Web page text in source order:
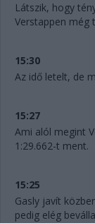
Látszik, hogy
Verstappen még
15:30
Az idő letelt, de
15:27
Ami alól megint
1:29.662-t ment.
15:25
Gasly javít
pedig elég